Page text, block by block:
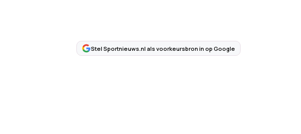
Stel Sportnieuws.nl als voorkeursbron in op Google